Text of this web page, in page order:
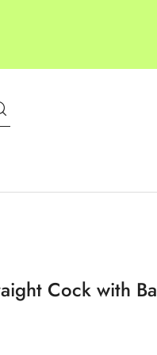
Cock with